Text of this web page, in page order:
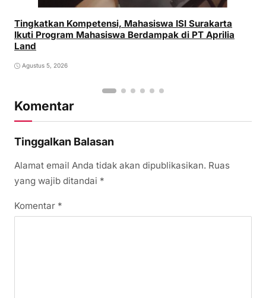
Tingkatkan Kompetensi, Mahasiswa ISI Surakarta
Ikuti Program Mahasiswa Berdampak di PT Aprilia
Land
Agustus 5, 2026
Komentar
Tinggalkan Balasan
Alamat email Anda tidak akan dipublikasikan. Ruas
yang wajib ditandai *
Komentar *